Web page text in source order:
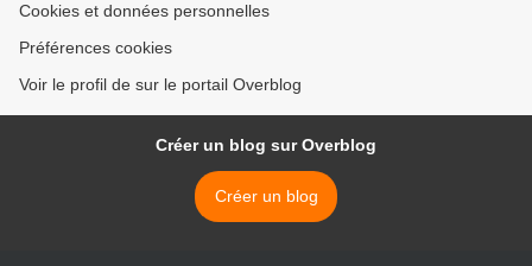
Cookies et données personnelles
Préférences cookies
Voir le profil de sur le portail Overblog
Créer un blog sur Overblog
Créer un blog